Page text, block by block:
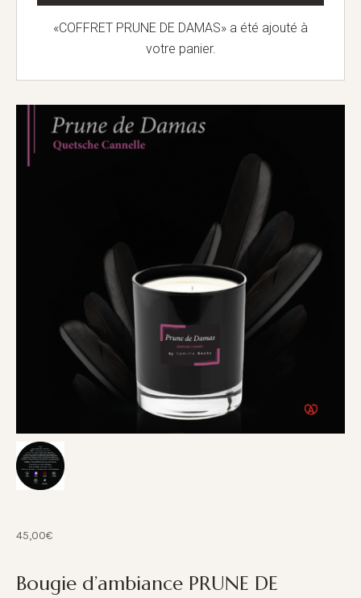
«COFFRET PRUNE DE DAMAS» a été ajouté à
votre panier.
45,00€
Bougie d’ambiance PRUNE DE